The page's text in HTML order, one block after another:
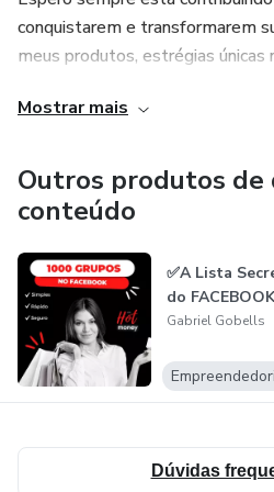
conquistarem e transformarem
meus produtos, estrégias
Mostrar mais
Outros produtos de
conteúdo
✅A Lista
do
Gabriel Gobells
Dúvidas